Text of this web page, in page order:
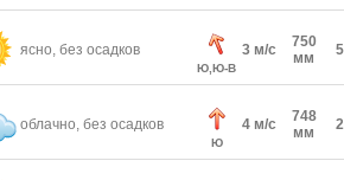
ясно, без осадков
Ю,Ю-В
3 м/с
750
мм
облачно, без осадков
Ю
4 м/с
748
мм